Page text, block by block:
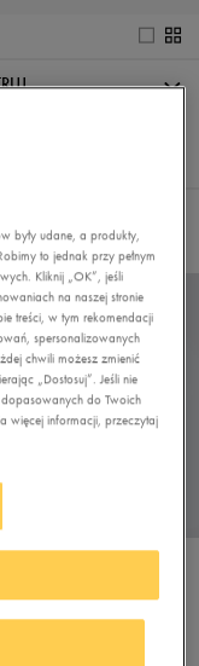
ADVANCE
były udane, a produkty,
to jednak przy pełnym
Kliknij „OK”, jeśli
na naszej stronie
treści, w tym rekomendacji
spersonalizowanych
chwili możesz zmienić
„Dostosuj”. Jeśli nie
do Twoich
więcej informacji, przeczytaj